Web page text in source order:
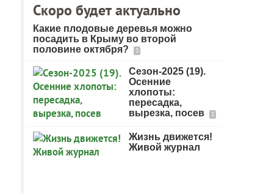
Скоро будет актуально
Какие плодовые деревья можно
посадить в Крыму во второй
половине октября?
3
Сезон-2025 (19).
Осенние
хлопоты:
пересадка,
вырезка, посев
2
Жизнь движется!
Живой журнал